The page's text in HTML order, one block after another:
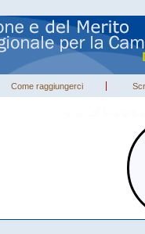
Come raggiungerci